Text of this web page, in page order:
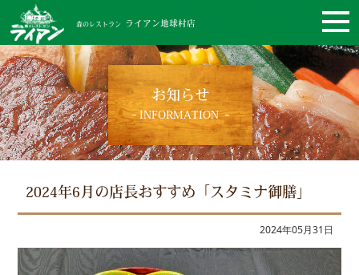
森のレストラン ライアン地球村店
お知らせ
INFORMATION
2024年6月の店長おすすめ「スタミナ御膳」
2024年05月31日